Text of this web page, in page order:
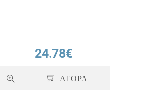
24.78€
ΑΓΟΡΑ